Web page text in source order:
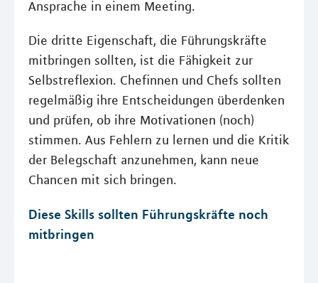
Ansprache in einem Meeting.
Die dritte Eigenschaft, die Führungskräfte
mitbringen sollten, ist die Fähigkeit zur
Selbstreflexion. Chefinnen und Chefs sollten
regelmäßig ihre Entscheidungen überdenken
und prüfen, ob ihre Motivationen (noch)
stimmen. Aus Fehlern zu lernen und die Kritik
der Belegschaft anzunehmen, kann neue
Chancen mit sich bringen.
Diese Skills sollten Führungskräfte noch
mitbringen